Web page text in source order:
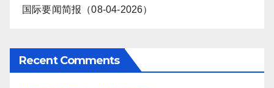
国际要闻简报（08-04-2026）
Recent Comments